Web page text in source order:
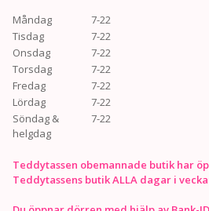
Måndag
7-22
Tisdag
7-22
Onsdag
7-22
Torsdag
7-22
Fredag
7-22
Lördag
7-22
Söndag &
helgdag
7-22
Teddytassen obemannade butik har
Teddytassens butik ALLA dagar i